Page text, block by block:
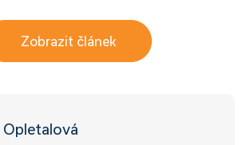
Zobrazit článek
Opletalová